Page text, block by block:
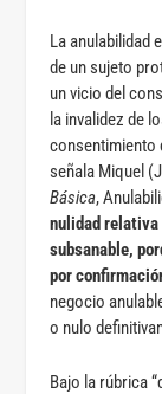
La anulabilidad
de un sujeto
un vicio del
la invalidez de
consentimiento
señala Miquel
Básica
nulidad relativa
subsanable,
por
negocio
o nulo
Bajo la rúbrica